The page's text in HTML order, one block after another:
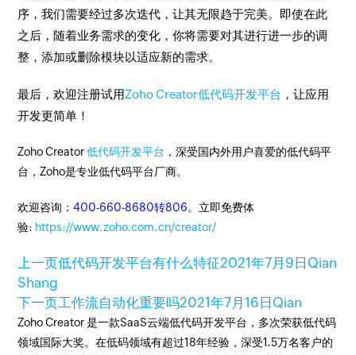
序，我们需要经过多次迭代，让其无限趋于完美。即使在此
之后，随着业务需求的变化，你将需要对其进行进一步的调
整，添加或删除模块以适应新的需求。
最后，欢迎注册试用Zoho Creator低代码开发平台 ，让应用
开发更简单！
Zoho Creator低代码开发平台 ，深受国内外用户喜爱的低代码平
台，Zoho是专业低代码平台厂商。
欢迎咨询：400-660-8680转806。立即免费体
验: https://www.zoho.com.cn/creator/
上一页低代码开发平台有什么特征2021年7月9日 Qian
Shang
下一页工作流自动化重要吗2021年7月16日 Qian
Zoho Creator 是一款SaaS云端低代码开发平台，多次荣获低代码
领域国际大奖。在低码领域有超过18年经验，深受1.5万名客户的